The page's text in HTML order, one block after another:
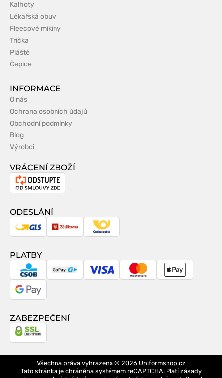
Kalhoty
Lékařská obuv
Fleecové mikiny
Trička
Pláště
Čepice
INFORMACE
O nás
Ochrana osobních údajů
Obchodní podmínky
Blog
Výrobci
VRÁCENÍ ZBOŽÍ
Odstoupení
smlouvy
ODESLÁNÍ
GLS ZásilkovnaČeská
PLATBY
CSOB GoPay Visa MasterCardApple
Google
ZABEZPEČENÍ
Všechna práva vyhrazena © 2026 Uniformshop.cz
Tato stránka je chráněna systémem reCAPTCHA. Platízásady